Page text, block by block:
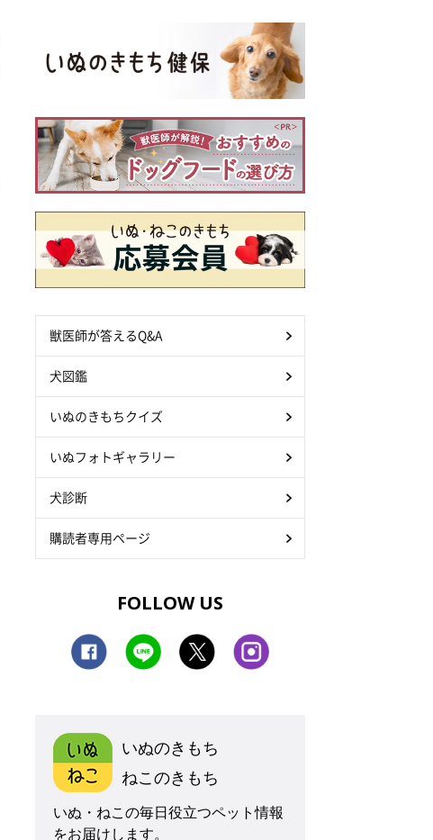
獣医師が答えるQ&A
犬図鑑
いぬのきもちクイズ
いぬフォトギャラリー
犬診断
購読者専用ページ
FOLLOW US
いぬのきもち
ねこのきもち
いぬ・ねこの毎日役立つペット情報
をお届けします。